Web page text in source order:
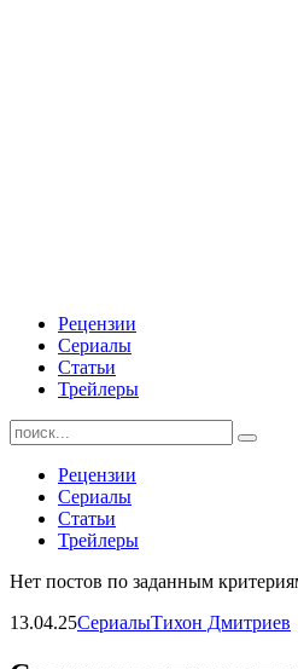
Рецензии
Сериалы
Статьи
Трейлеры
Найти:
Рецензии
Сериалы
Статьи
Трейлеры
Нет постов по заданным
13.04.25СериалыТихон Дмитриев